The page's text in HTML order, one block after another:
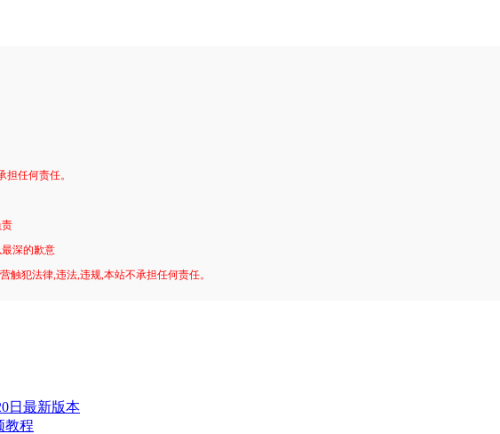
任何责任。
深的歉意
触犯法律,违法,违规,本站不承担任何责任。
日最新版本
教程